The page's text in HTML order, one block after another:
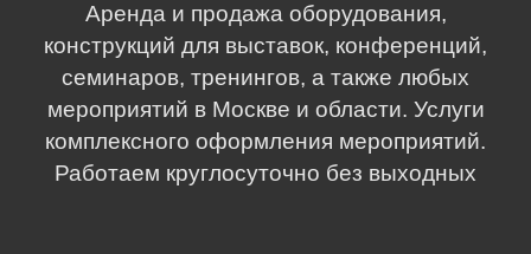
Аренда и продажа оборудования,
конструкций для выставок, конференций,
семинаров, тренингов, а также любых
мероприятий в Москве и области. Услуги
комплексного оформления мероприятий.
Работаем круглосуточно без выходных